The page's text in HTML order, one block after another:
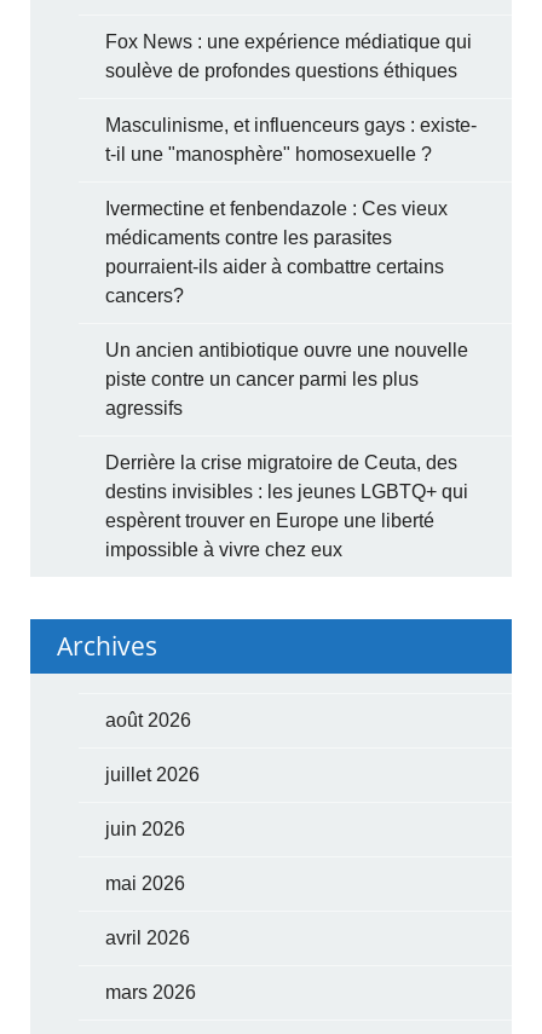
Fox News : une expérience médiatique qui
soulève de profondes questions éthiques
Masculinisme, et influenceurs gays : existe-
t-il une "manosphère" homosexuelle ?
Ivermectine et fenbendazole : Ces vieux
médicaments contre les parasites
pourraient-ils aider à combattre certains
cancers?
Un ancien antibiotique ouvre une nouvelle
piste contre un cancer parmi les plus
agressifs
Derrière la crise migratoire de Ceuta, des
destins invisibles : les jeunes LGBTQ+ qui
espèrent trouver en Europe une liberté
impossible à vivre chez eux
Archives
août 2026
juillet 2026
juin 2026
mai 2026
avril 2026
mars 2026